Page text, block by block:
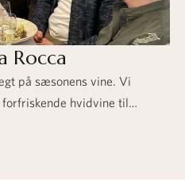
Rocca
på sæsonens vine. Vi
forfriskende hvidvine til
Til vinene